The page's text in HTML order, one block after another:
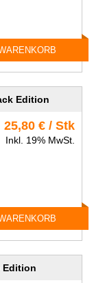
Edition
25,80 € / Stk
Inkl. 19% MwSt.
Edition